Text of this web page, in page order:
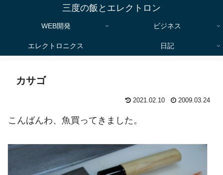
三度の飯とエレクトロン
WEB開発 ビジネス
エレクトロニクス 日記
カサゴ
2021.02.10 2009.03.24
こんばんわ、魚買ってきました。